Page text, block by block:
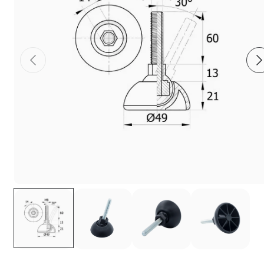
Фиксаторы - барашки
Заглушки для труб с резьбой
Пластиковые спинки и сиденья для
парт
Комплектующие для мебели